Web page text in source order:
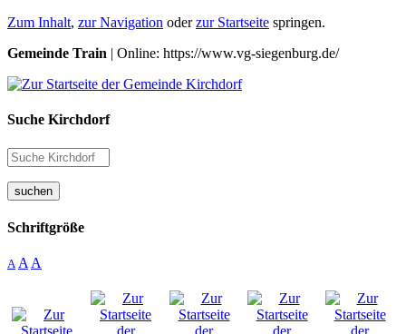
Zum Inhalt, zur Navigation oderzur Startseite springen.
Gemeinde Train | Online: https://www.vg-siegenburg.de/
Suche Kirchdorf
suchen
Schriftgröße
A A A